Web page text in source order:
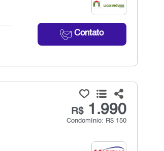
Contato
R$1.990
Condomínio: R$ 150